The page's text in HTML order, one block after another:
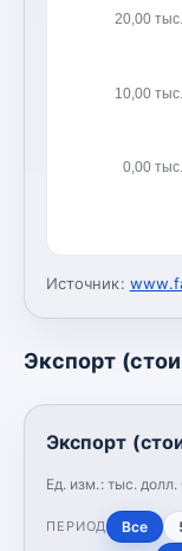
0,00
10,00
20,00
Источник:
Экспорт
Экспорт
Ед. изм.: тыс.
ПЕРИОД Все